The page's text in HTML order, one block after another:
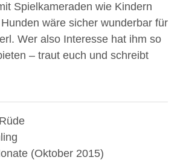
Spielkameraden wie Kindern
wäre sicher wunderbar für
Wer also Interesse hat ihm so
– traut euch und schreibt
Rüde
(Oktober 2015)